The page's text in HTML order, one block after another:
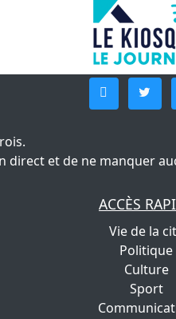
direct et de ne manquer
ACCÈS
Vie de la
Politique
Culture
Sport